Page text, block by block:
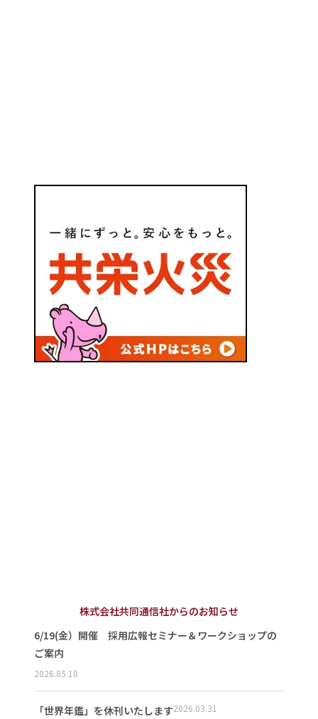
株式会社共同通信社からのお知らせ
6/19(金）開催 採用広報セミナー＆ワークショップの
ご案内
2026.05.10
「世界年鑑」を休刊いたします2026.03.31